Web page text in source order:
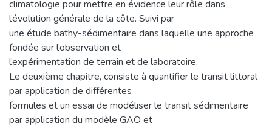
climatologie pour mettre en évidence leur rôle dans
l’évolution générale de la côte. Suivi par
une étude bathy-sédimentaire dans laquelle une approche
fondée sur l’observation et
l’expérimentation de terrain et de laboratoire.
Le deuxième chapitre, consiste à quantifier le transit littoral
par application de différentes
formules et un essai de modéliser le transit sédimentaire
par application du modèle GAO et